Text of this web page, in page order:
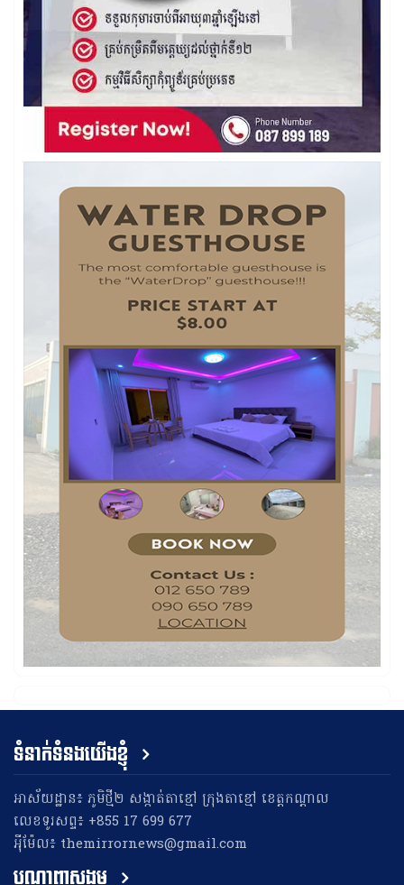
ទំនាក់ទំនងយើងខ្ញុំ
អាស័យដ្ឋាន៖ ភូមិថ្មី២ សង្កាត់តាខ្មៅ ក្រុងតាខ្មៅ ខេត្តកណ្តាល
លេខទូរសព្ទ៖ +855 17 699 677
អុីម៉ែល៖ themirrornews@gmail.com